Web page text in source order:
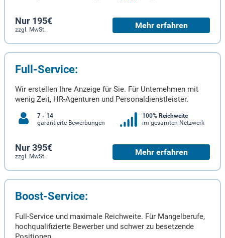
Nur 195€
zzgl. MwSt. Mehr erfahren
Full-Service:
Wir erstellen Ihre Anzeige für Sie. Für Unternehmen mit
wenig Zeit, HR-Agenturen und Personaldienstleister.
7 - 14
garantierte Bewerbungen
100% Reichweite
im gesamten Netzwerk
Nur 395€
zzgl. MwSt. Mehr erfahren
Boost-Service:
Full-Service und maximale Reichweite. Für Mangelberufe,
hochqualifizierte Bewerber und schwer zu besetzende